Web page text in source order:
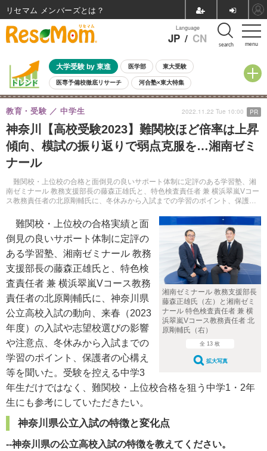
menu
Language
JP / CN search
大学受験 by 東進 医学部 東大受験
医専予備校徹底リサーチ 河合塾×東大特集
親子で考える大学選び 高校受験 中学受験 小学校受験
共通テスト 夏休み
8月開催イベント・WS 全国公立高校 過去問 人気記事
自由研究教材（小学生向け） 自由研究教材（中学生向け） ランキング
神奈川【高校受験2023】難関校ほど倍率は上昇
傾向、模試の振り返りで弱点克服を…湘南ゼミ
ナール
難関校・上位校の合格と面倒見の良いサポート体制に定評のある学習塾、湘
南ゼミナール 教務支援部長の藤森正雄氏と、特色検査責任者 兼 横浜翠嵐Vコー
ス教務責任者の北原剛輔氏に、冬休みから入試までの学習のポイント、保護者
教育・受験 中学生 2022.11.22 Tue 10:00 PR
湘南ゼミナール 教務支援部長
藤森正雄氏（左）と湘南ゼミ
ナール 特色検査責任者 兼 横
浜翠嵐Vコース教務責任者 北
原剛輔氏（右）
全 13 枚
拡大写真
難関校・上位校の合格実績と面
倒見の良いサポート体制に定評の
ある学習塾、湘南ゼミナール 教務
支援部長の藤森正雄氏と、特色検
査責任者 兼 横浜翠嵐Vコース教務
責任者の北原剛輔氏に、神奈川県
公立高校入試の動向、来春（2023
年度）の入試や志望校選びの影響
や注意点、冬休みから入試までの
学習のポイント、保護者の心構え
等を聞いた。受験を控える中学3
年生だけではなく、難関校・上位校合格を狙う中学1・2年
生にも参考にしていただきたい。
神奈川県公立入試の特徴と変化点
--神奈川県の公立高校入試の特徴を教えてください。
リセマム メンバーズ